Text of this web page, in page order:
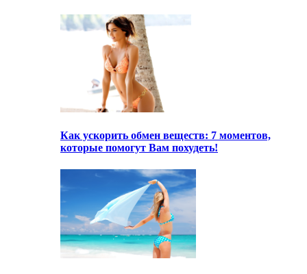
Как ускорить обмен веществ: 7 моментов,
которые помогут Вам похудеть!